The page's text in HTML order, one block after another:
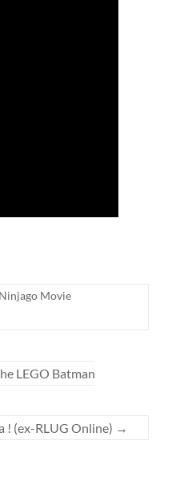
Movie
LEGO Batman
! (ex-RLUG Online) →